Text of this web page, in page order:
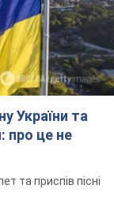
України та
про це не
та приспів пісні